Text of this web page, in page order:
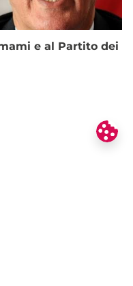
e al Partito dei